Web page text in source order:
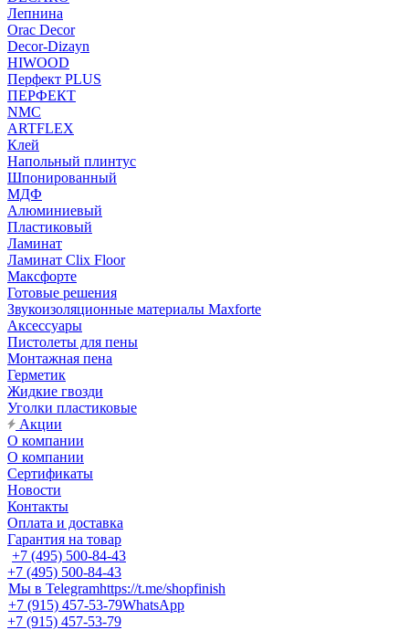
Лепнина
Orac Decor
Decor-Dizayn
HIWOOD
Перфект PLUS
ПЕРФЕКТ
NMC
ARTFLEX
Клей
Напольный плинтус
Шпонированный
МДФ
Алюминиевый
Пластиковый
Ламинат
Ламинат Clix Floor
Максфорте
Готовые решения
Звукоизоляционные материалы Maxforte
Аксессуары
Пистолеты для пены
Монтажная пена
Герметик
Жидкие гвозди
Уголки пластиковые
Акции
О компании
О компании
Сертификаты
Новости
Контакты
Оплата и доставка
Гарантия на товар
+7 (495) 500-84-43
+7 (495) 500-84-43
Мы в Telegramhttps://t.me/shopfinish
+7 (915) 457-53-79WhatsApp
+7 (915) 457-53-79